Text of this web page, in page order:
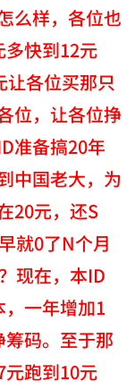
么样，各位也
快到12元
让各位买那只
位，让各位挣
准备搞20年
中国老大，为
20元，还S
就0了N个月
现在，本ID
一年增加1
码。至于那
元跑到10元